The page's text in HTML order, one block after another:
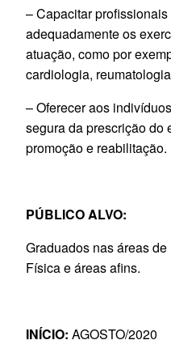
– Capacitar
adequadamente os
atuação, como por
cardiologia,
– Oferecer aos
segura da prescrição do
promoção e reabilitação.
PÚBLICO ALVO:
Graduados nas áreas
Física e áreas afins.
INÍCIO: AGOSTO/2020